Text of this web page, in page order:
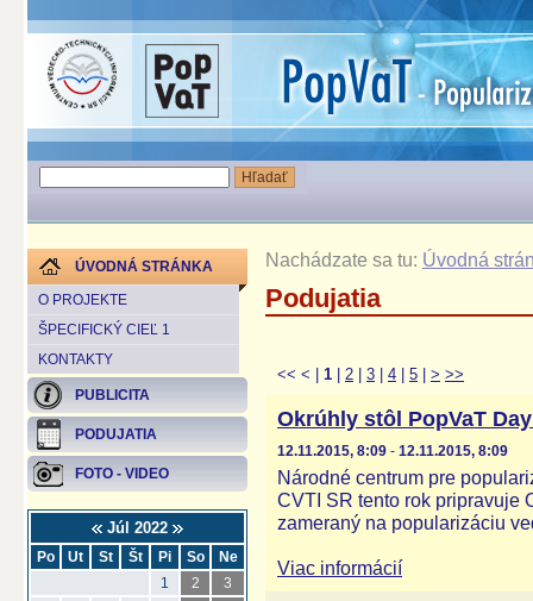
ÚVODNÁ STRÁNKA
O PROJEKTE
ŠPECIFICKÝ CIEĽ 1
KONTAKTY
PUBLICITA
PODUJATIA
FOTO - VIDEO
Júl 2022
Po Ut St Št Pi So
Ne
1
2
3
Nachádzate sa tu: Úvodná
Podujatia
<< < 1 2 3 4 5 > >>
Okrúhly stôl PopVaT
12.11.2015, 8:09 - 12.11.2015, 8:09
Národné centrum pre
CVTI SR tento rok pripravuje
zameraný na popularizáciu
Viac informácií